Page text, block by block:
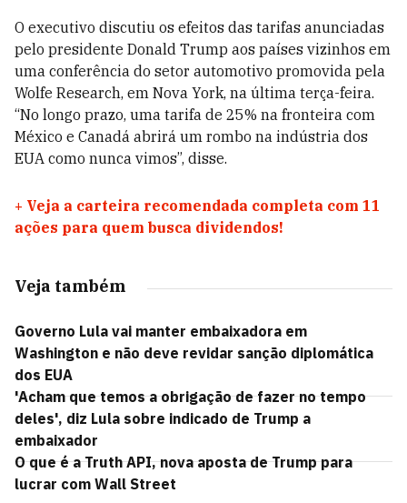
O executivo discutiu os efeitos das tarifas anunciadas
pelo presidente Donald Trump aos países vizinhos em
uma conferência do setor automotivo promovida pela
Wolfe Research, em Nova York, na última terça-feira.
“No longo prazo, uma tarifa de 25% na fronteira com
México e Canadá abrirá um rombo na indústria dos
EUA como nunca vimos”, disse.
+ Veja a carteira recomendada completa com 11
ações para quem busca dividendos!
Veja também
Governo Lula vai manter embaixadora em
Washington e não deve revidar sanção diplomática
dos EUA
'Acham que temos a obrigação de fazer no tempo
deles', diz Lula sobre indicado de Trump a
embaixador
O que é a Truth API, nova aposta de Trump para
lucrar com Wall Street